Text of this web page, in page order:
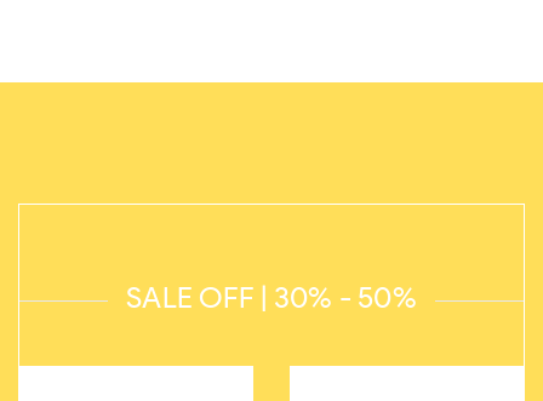
SALE OFF | 30% - 50%